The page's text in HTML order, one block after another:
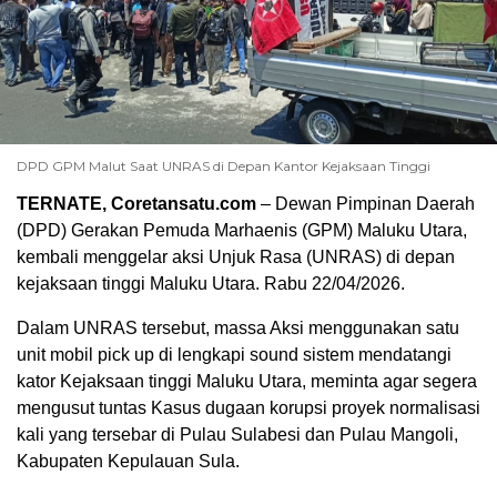
DPD GPM Malut Saat UNRAS di Depan Kantor Kejaksaan Tinggi
TERNATE, Coretansatu.com – Dewan Pimpinan Daerah
(DPD) Gerakan Pemuda Marhaenis (GPM) Maluku Utara,
kembali menggelar aksi Unjuk Rasa (UNRAS) di depan
kejaksaan tinggi Maluku Utara. Rabu 22/04/2026.
Dalam UNRAS tersebut, massa Aksi menggunakan satu
unit mobil pick up di lengkapi sound sistem mendatangi
kator Kejaksaan tinggi Maluku Utara, meminta agar segera
mengusut tuntas Kasus dugaan korupsi proyek normalisasi
kali yang tersebar di Pulau Sulabesi dan Pulau Mangoli,
Kabupaten Kepulauan Sula.